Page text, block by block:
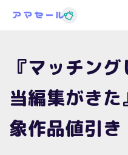
『マッチン
当編集がき
象作品値引き